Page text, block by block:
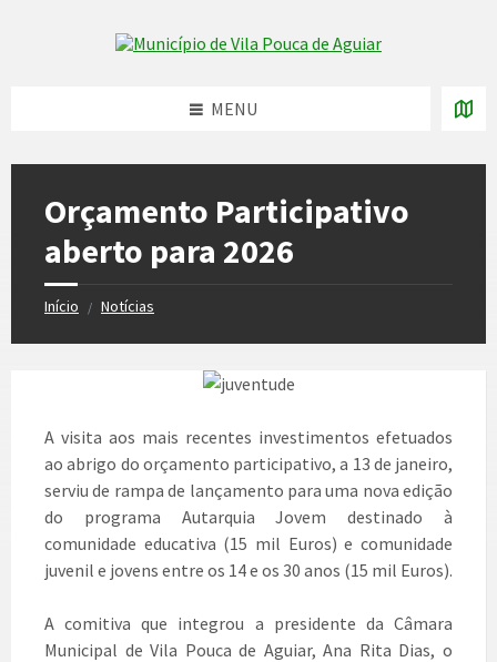
Skip to content
MENU
Orçamento Participativo
aberto para 2026
Início / Notícias
A visita aos mais recentes investimentos efetuados
ao abrigo do orçamento participativo, a 13 de janeiro,
serviu de rampa de lançamento para uma nova edição
do programa Autarquia Jovem destinado à
comunidade educativa (15 mil Euros) e comunidade
juvenil e jovens entre os 14 e os 30 anos (15 mil Euros).
A comitiva que integrou a presidente da Câmara
Municipal de Vila Pouca de Aguiar, Ana Rita Dias, o